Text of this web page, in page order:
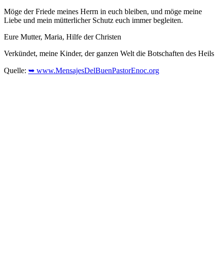
Möge der Friede meines Herrn in euch bleiben, und möge meine
Liebe und mein mütterlicher Schutz euch immer begleiten.
Eure Mutter, Maria, Hilfe der Christen
Verkündet, meine Kinder, der ganzen Welt die Botschaften des Heils
Quelle: ➥ www.MensajesDelBuenPastorEnoc.org